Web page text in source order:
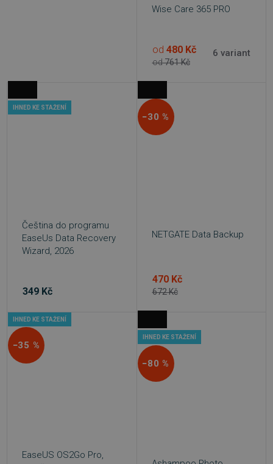
Wise Care 365 PRO
od761 Kč
od 480 Kč 6 variant
IHNED KE STAŽENÍ
Čeština do programu
EaseUs Data Recovery
Wizard, 2026
349 Kč
−30 %
NETGATE Data Backup
672 Kč
470 Kč
IHNED KE STAŽENÍ
−35 %
EaseUS OS2Go Pro,
IHNED KE STAŽENÍ
−80 %
NEZAŘAZENÉ SOUBORY
základní funkce webových stránek, jako je
přihlášení uživatele a správa účtu. Webové
stránky nelze bez nezbytně nutných souborů
cookie správně používat.
Provider
Doména